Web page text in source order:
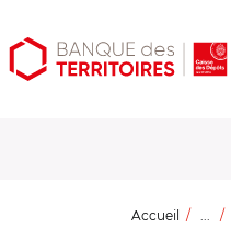
Aller
au
Aller
au
Ouvrir
les
Accueil ...